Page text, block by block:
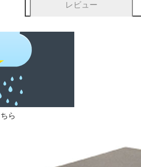
レビュー
ら